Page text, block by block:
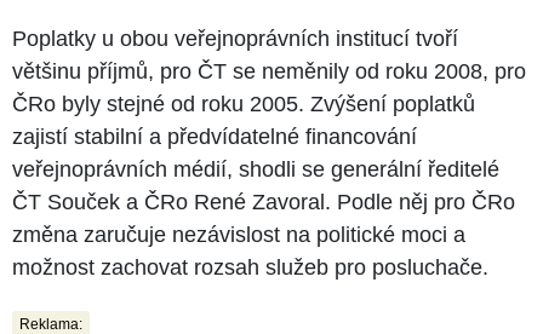
Poplatky u obou veřejnoprávních institucí tvoří
většinu příjmů, pro ČT se neměnily od roku 2008, pro
ČRo byly stejné od roku 2005. Zvýšení poplatků
zajistí stabilní a předvídatelné financování
veřejnoprávních médií, shodli se generální ředitelé
ČT Souček a ČRo René Zavoral. Podle něj pro ČRo
změna zaručuje nezávislost na politické moci a
možnost zachovat rozsah služeb pro posluchače.
Reklama: